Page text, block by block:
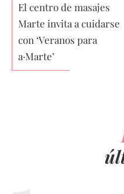
El centro de masajes
Marte invita a cuidarse
con ‘Veranos para
a·Marte’